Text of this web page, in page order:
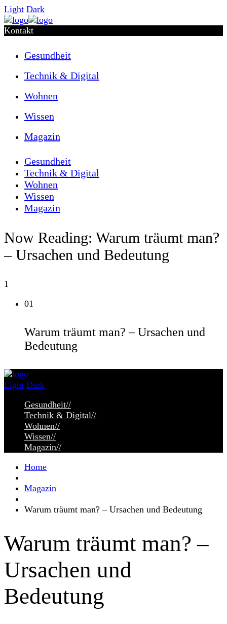
Light Dark
Kontakt
Gesundheit
Technik & Digital
Wohnen
Wissen
Magazin
Gesundheit
Technik & Digital
Wohnen
Wissen
Magazin
Now Reading: Warum träumt man?
– Ursachen und Bedeutung
1
01
Warum träumt man? – Ursachen und
Bedeutung
Light Dark
Gesundheit//
Technik & Digital//
Wohnen//
Wissen//
Magazin//
Home
Magazin
Warum träumt man? – Ursachen und Bedeutung
Warum träumt man? –
Ursachen und
Bedeutung